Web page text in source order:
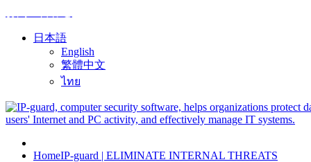
日本語
English
繁體中文
ไทย
HomeIP-guard | ELIMINATE INTERNAL THREATS